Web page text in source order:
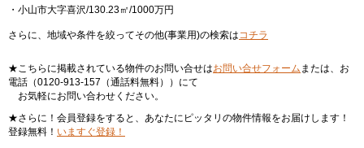
・小山市大字喜沢/130.23㎡/1000万円
さらに、地域や条件を絞ってその他(事業用)の検索はコチラ
★こちらに掲載されている物件のお問い合せはお問い合せフォーム または、お
電話（0120-913-157（通話料無料））にて
お気軽にお問い合わせください。
★さらに！会員登録をすると、あなたにピッタリの物件情報をお届けします！
登録無料！ いますぐ登録！